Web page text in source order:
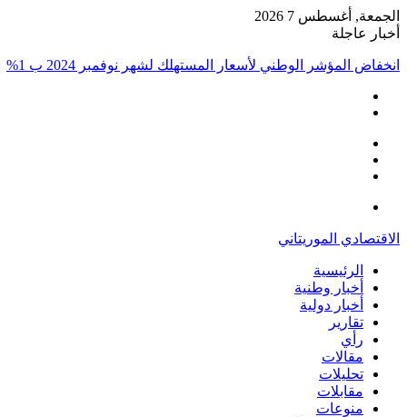
الجمعة, أغسطس 7 2026
أخبار عاجلة
انخفاض المؤشر الوطني لأسعار المستهلك لشهر نوفمبر 2024 ب 1%
الاقتصادي الموريتاني
الرئيسية
أخبار وطنية
أخبار دولية
تقارير
رأي
مقالات
تحليلات
مقابلات
منوعات